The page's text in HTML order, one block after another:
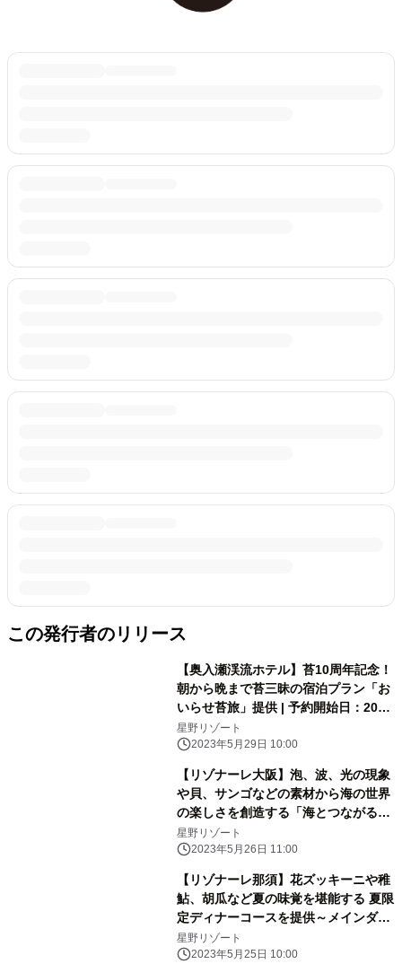
この発行者のリリース
【奥入瀬渓流ホテル】苔10周年記念！
朝から晩まで苔三昧の宿泊プラン「お
いらせ苔旅」提供 | 予約開始日：2023
年6月13日／期間：2023年6月24日〜
2024年6月19日
星野リゾート
2023年5月29日 10:00
【リゾナーレ大阪】泡、波、光の現象
や貝、サンゴなどの素材から海の世界
の楽しさを創造する「海とつながるア
トリエ」誕生｜期間：2023年6月1
日〜9月30日
星野リゾート
2023年5月26日 11:00
【リゾナーレ那須】花ズッキーニや稚
鮎、胡瓜など夏の味覚を堪能する 夏限
定ディナーコースを提供～メインダイ
ニング「OTTO SETTE(オットセッテ)
NASU(ナス)」のフルコース～| 期間：
星野リゾート
2023年5月25日 10:00